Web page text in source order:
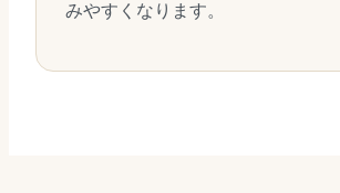
みやすくなります。